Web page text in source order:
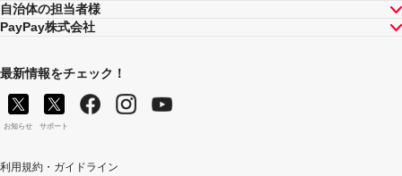
自治体の担当者様
PayPay株式会社
最新情報をチェック！
お知らせ サポート
利用規約・ガイドライン